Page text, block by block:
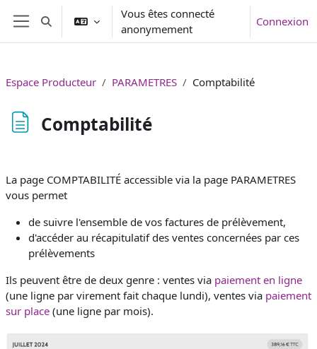
Passer au contenu principal
Panneau latéral
Activer/désactiver la saisie de recherche
Vous êtes connecté
anonymement
Connexion
Espace Producteur PARAMETRES Comptabilité
Comptabilité
La page COMPTABILITÉ accessible via la page PARAMETRES
vous permet
de suivre l'ensemble de vos factures de prélèvement,
d'accéder au récapitulatif des ventes concernées par ces
prélèvements
Ils peuvent être de deux genre : ventes via paiement en ligne
(une ligne par virement fait chaque lundi), ventes via paiement
sur place (une ligne par mois).